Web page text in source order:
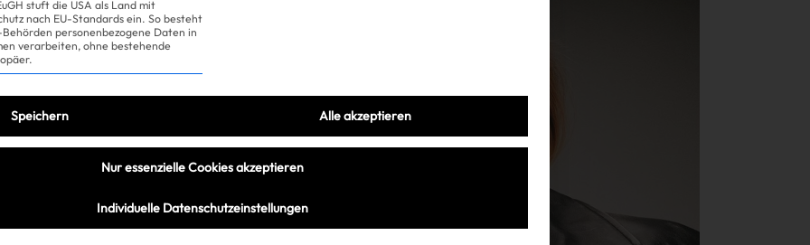
eine
Chance!
stuft die USA als Land mit
nach EU-Standards ein. So besteht
Behörden personenbezogene Daten in
verarbeiten, ohne bestehende
Speichern Alle akzeptieren
Nur essenzielle Cookies akzeptieren
Individuelle Datenschutzeinstellungen